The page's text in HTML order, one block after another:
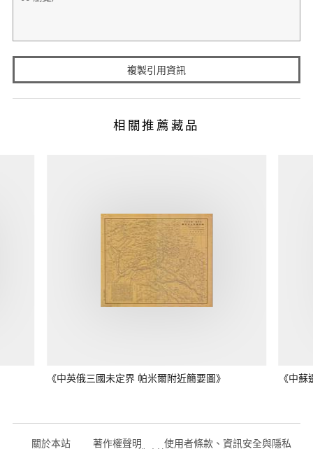
複製引用資訊
相關推薦藏品
《中英俄三國未定界 帕米爾附近簡要圖》 《中
關於本站 著作權聲明 使用者條款、資訊安全與隱私